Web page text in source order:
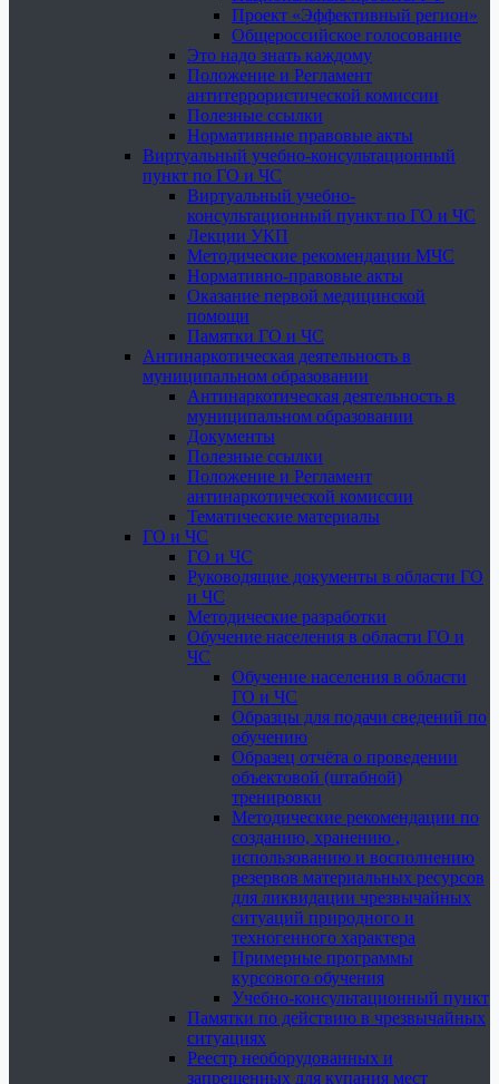
Проект «Эффективный регион»
Общероссийское голосование
Это надо знать каждому
Положение и Регламент
антитеррористической комиссии
Полезные ссылки
Нормативные правовые акты
Виртуальный учебно-консультационный
пункт по ГО и ЧС
Виртуальный учебно-
консультационный пункт по ГО и ЧС
Лекции УКП
Методические рекомендации МЧС
Нормативно-правовые акты
Оказание первой медицинской
помощи
Памятки ГО и ЧС
Антинаркотическая деятельность в
муниципальном образовании
Антинаркотическая деятельность в
муниципальном образовании
Документы
Полезные ссылки
Положение и Регламент
антинаркотической комиссии
Тематические материалы
ГО и ЧС
ГО и ЧС
Руководящие документы в области ГО
и ЧС
Методические разработки
Обучение населения в области ГО и
ЧС
Обучение населения в области
ГО и ЧС
Образцы для подачи сведений по
обучению
Образец отчёта о проведении
объектовой (штабной)
тренировки
Методические рекомендации по
созданию, хранению ,
использованию и восполнению
резервов материальных ресурсов
для ликвидации чрезвычайных
ситуаций природного и
техногенного характера
Примерные программы
курсового обучения
Учебно-консультационный пункт
Памятки по действию в чрезвычайных
ситуациях
Реестр необорудованных и
запрещенных для купания мест